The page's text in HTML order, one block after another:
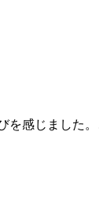
を感じました